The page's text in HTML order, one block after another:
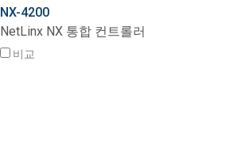
NX-4200
NetLinx NX 통합 컨트롤러
비교